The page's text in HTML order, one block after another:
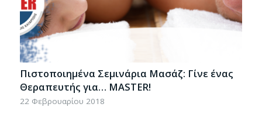
Πιστοποιημένα Σεμινάρια Μασάζ: Γίνε ένας
Θεραπευτής για… ΜASTER!
22 Φεβρουαρίου 2018